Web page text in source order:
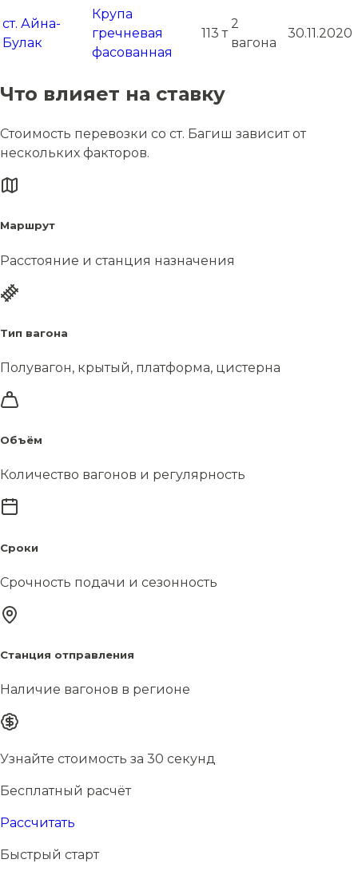
ст. Айна-
Булак
Крупа
гречневая
фасованная
113 т
2
вагона
30.11.2020
Что влияет на ставку
Стоимость перевозки со ст. Багиш зависит от
нескольких факторов.
Маршрут
Расстояние и станция назначения
Тип вагона
Полувагон, крытый, платформа, цистерна
Объём
Количество вагонов и регулярность
Сроки
Срочность подачи и сезонность
Станция отправления
Наличие вагонов в регионе
Узнайте стоимость за 30 секунд
Бесплатный расчёт
Рассчитать
Быстрый старт